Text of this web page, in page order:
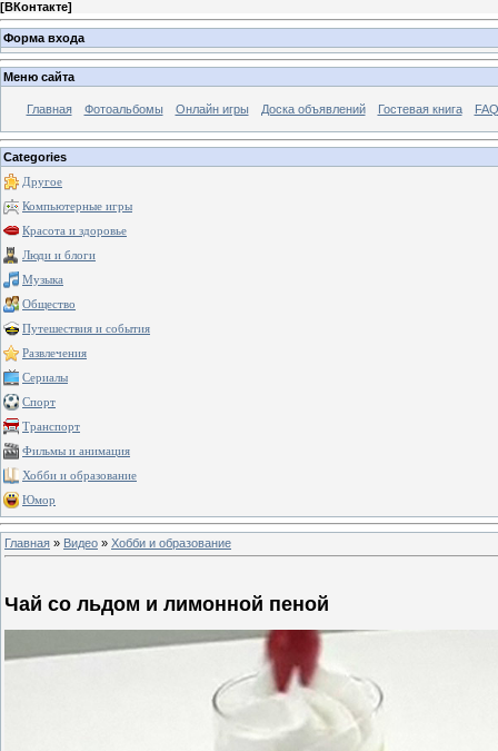
[ВКонтакте]
Форма входа
Меню сайта
Главная Фотоальбомы Онлайн игры Доска объявлений Гостевая книга
Categories
Другое
Компьютерные игры
Красота и здоровье
Люди и блоги
Музыка
Общество
Путешествия и события
Развлечения
Сериалы
Спорт
Транспорт
Фильмы и анимация
Хобби и образование
Юмор
Главная » Видео » Хобби и образование
Чай со льдом и лимонной пеной